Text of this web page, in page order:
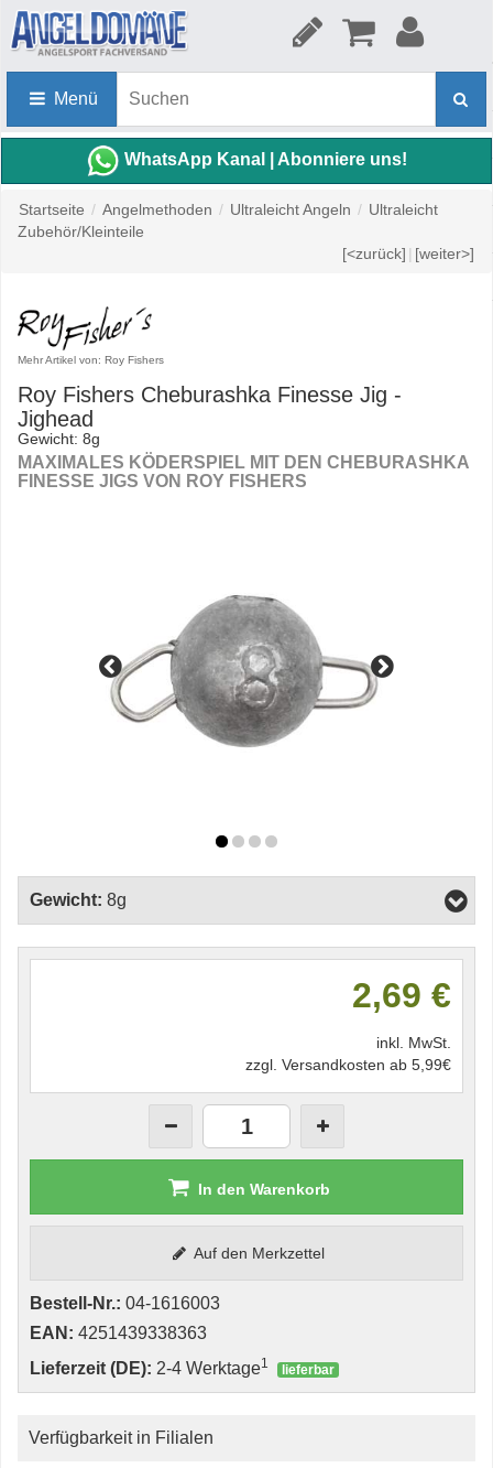
Menü
WhatsApp Kanal | Abonniere uns!
Startseite / Angelmethoden / Ultraleicht Angeln / Ultraleicht
Zubehör/Kleinteile
[<zurück] | [weiter>]
Mehr Artikel von: Roy Fishers
Roy Fishers Cheburashka Finesse Jig -
Jighead
Gewicht: 8g
MAXIMALES KÖDERSPIEL MIT DEN CHEBURASHKA
FINESSE JIGS VON ROY FISHERS
Gewicht: 8g
2,69 €
inkl. MwSt.
zzgl. Versandkosten ab 5,99€
In den Warenkorb
Auf den Merkzettel
Bestell-Nr.: 04-1616003
EAN: 4251439338363
Lieferzeit (DE): 2-4 Werktage1 lieferbar
Verfügbarkeit in Filialen